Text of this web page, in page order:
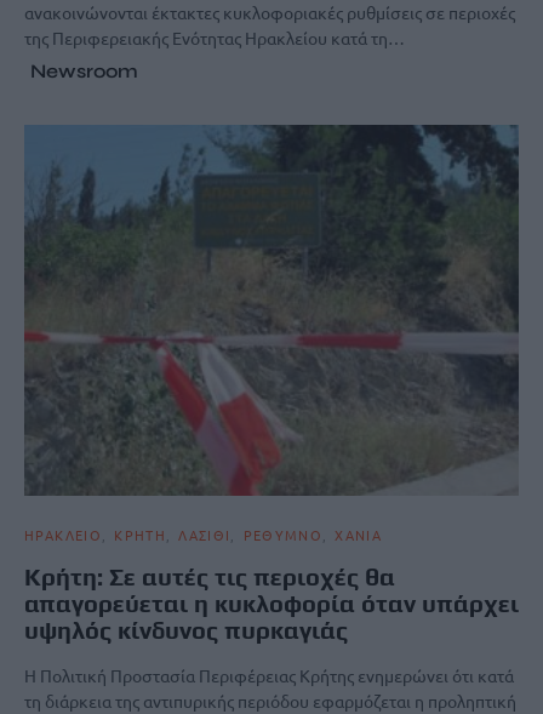
ανακοινώνονται έκτακτες κυκλοφοριακές ρυθμίσεις σε περιοχές
της Περιφερειακής Ενότητας Ηρακλείου κατά τη…
Newsroom
ΗΡΑΚΛΕΙΟ ΚΡΗΤΗ ΛΑΣΙΘΙ ΡΕΘΥΜΝΟ ΧΑΝΙΑ
Κρήτη: Σε αυτές τις περιοχές θα
απαγορεύεται η κυκλοφορία όταν υπάρχει
υψηλός κίνδυνος πυρκαγιάς
Η Πολιτική Προστασία Περιφέρειας Κρήτης ενημερώνει ότι κατά
τη διάρκεια της αντιπυρικής περιόδου εφαρμόζεται η προληπτική